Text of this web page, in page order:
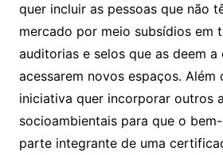
quer incluir as pessoas que não
mercado por meio subsídios em
auditorias e selos que as deem
acessarem novos espaços. Além
iniciativa quer incorporar outros
socioambientais para que o
parte integrante de uma